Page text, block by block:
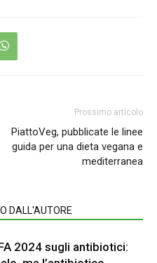
Prossimo articolo
PiattoVeg, pubblicate le linee
guida per una dieta vegana e
mediterranea
DALL'AUTORE
2024 sugli antibiotici: